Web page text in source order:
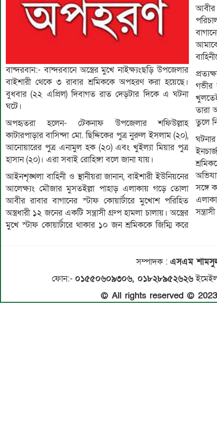
বান্দরবান:- বান্দরবানে অস্ত্রের মুখে নাইক্ষ্যংছড়ি উপজেলার
বাইশারী থেকে ৩ রাবার শ্রমিককে অপহরণ করা হয়েছে।
বুধবার (২২ এপ্রিল) দিবাগত রাত দেড়টার দিকে এ ঘটনা
ঘটে।
অপহৃতরা হলেন- টেকনাফ উপজেলার শফিউল্লাহ
কাটারপাড়ার বাসিন্দা মো. ছিদ্দিকের পুত্র নুরুল ইসলাম (২০),
আনোয়ারের পুত্র এনামুল হক (২০) এবং খুইল্যা মিয়ার পুত্র
হাসান (২০)। এরা সবাই রোহিঙ্গা বলে জানা যায়।
আইনশৃঙ্খলা বাহিনী ও স্থানীয়রা জানান, বাইশারী ইউনিয়নের
আলেক্ষ্যং মৌজার মুসতইল্লা পাহাড় এলাকায় গড়ে তোলা
আবীর রাবার বাগানের স্টাফ কোয়ার্টারে মুখোশ পরিহিত
অস্ত্রধারী ১২ জনের একটি সন্ত্রাসী গ্রুপ হামলা চালায়। অস্ত্রের
মুখে স্টাফ কোয়ার্টারে থাকার ১০ জন শ্রমিককে জিম্মি করে
আবীর
গভীর
তারা
তুলে
সঙ্গে
সম্পাদক: এসএম
ফোন:- ০১৫৫০৬০৯৩০৬, ০১৮২৮৯৫২৬২৬
© All rights reserved ©